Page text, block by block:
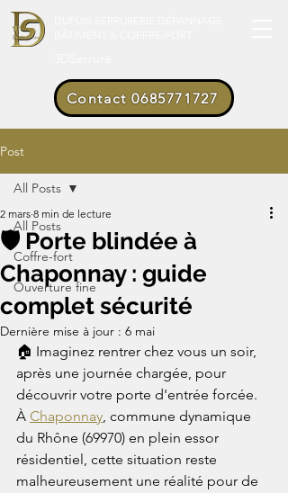
Contact 0685771727
Post
All Posts
Coffre-fort
Ouverture fine
All Posts
🛡️ Porte blindée à
Chaponnay : guide
complet sécurité
2 mars 8 min de lecture
Dernière mise à jour : 6 mai
🏠 Imaginez rentrer chez vous un soir,
après une journée chargée, pour
découvrir votre porte d'entrée forcée.
À Chaponnay, commune dynamique
du Rhône (69970) en plein essor
résidentiel, cette situation reste
malheureusement une réalité pour de